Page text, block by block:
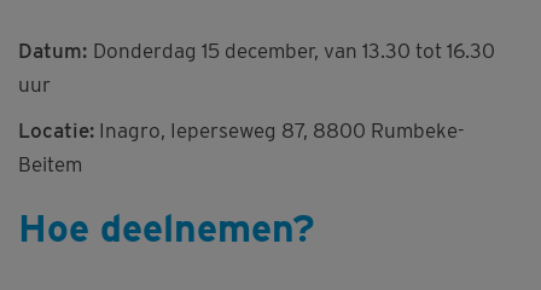
Datum: Donderdag 15 december, van 13.30 tot 16.30
uur
Locatie: Inagro, Ieperseweg 87, 8800 Rumbeke-
Beitem
Hoe deelnemen?